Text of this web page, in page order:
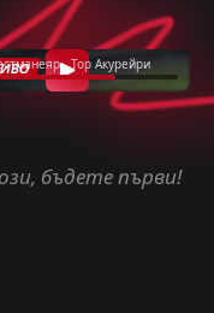
- Тор Акурейри
бъдете първи!